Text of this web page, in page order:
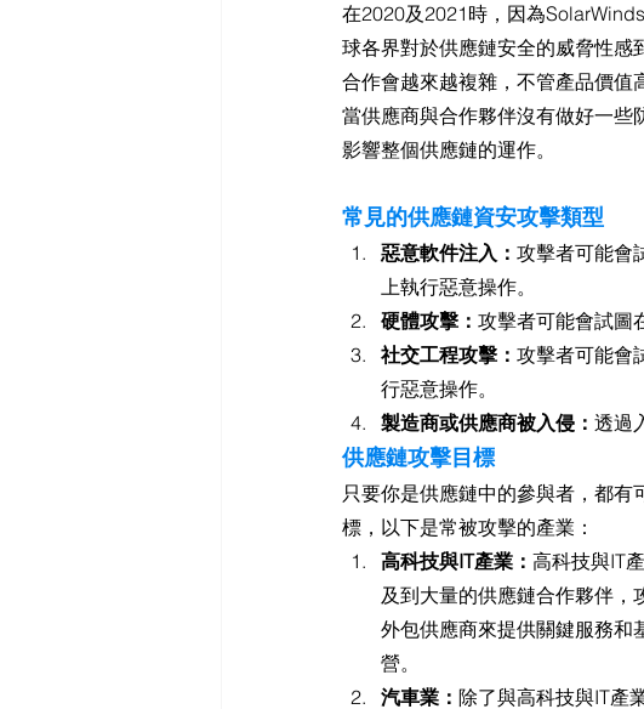
在2020及2021時，因為
球各界對於供應鏈安全的威脅性感
合作會越來越複雜，不管產品價值
當供應商與合作夥伴沒有做好一些
影響整個供應鏈的運作。
常見的供應鏈資安攻擊類型
惡意軟件注入： 攻擊者可能會
上執行惡意操作。
硬體攻擊： 攻擊者可能會試圖
社交工程攻擊： 攻擊者可能會
行惡意操作。
製造商或供應商被入侵： 透過
供應鏈攻擊目標
只要你是供應鏈中的參與者，都
標，以下是常被攻擊的產業：
高科技與IT產業： 高科技與IT
及到大量的供應鏈合作夥伴，
外包供應商來提供關鍵服務和
營。
汽車業： 除了與高科技與IT產